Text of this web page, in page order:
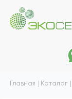
Главная | Каталог |